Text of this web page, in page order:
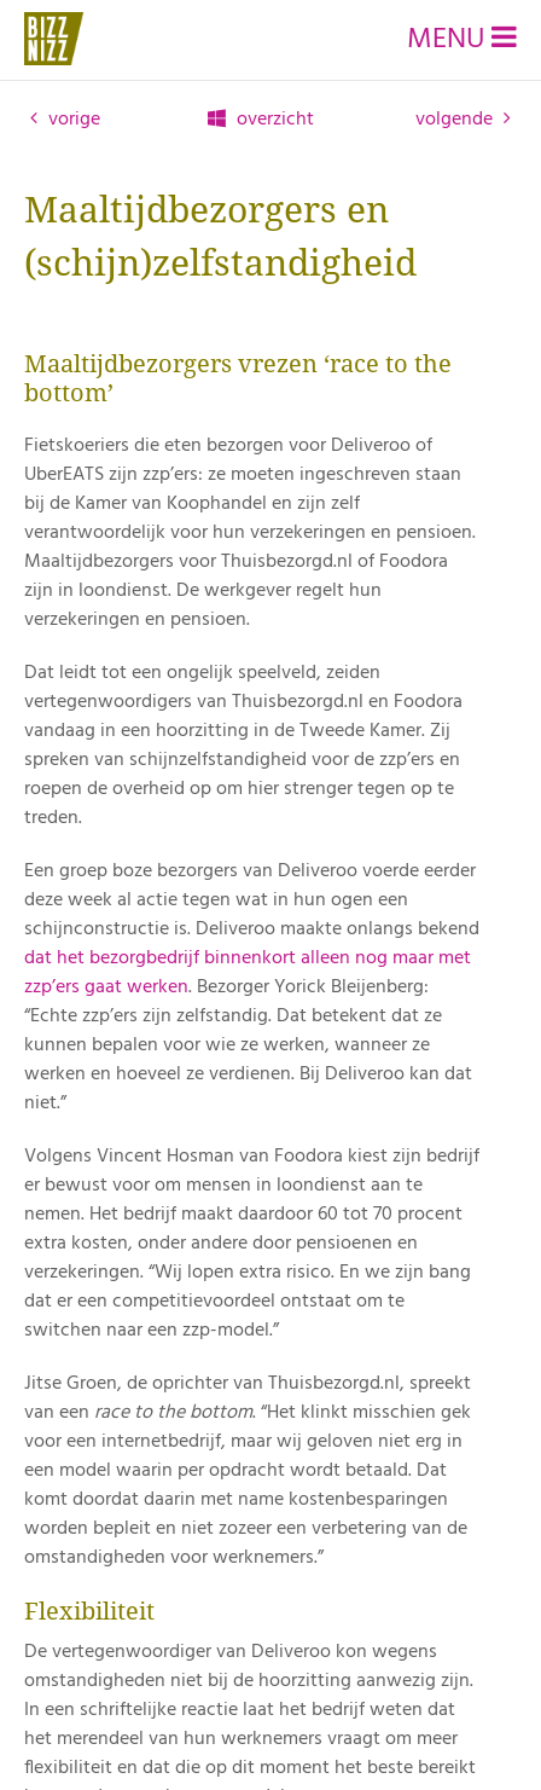
MENU
vorige overzicht volgende
Maaltijdbezorgers en
(schijn)zelfstandigheid
Maaltijdbezorgers vrezen ‘race to the
bottom’
Fietskoeriers die eten bezorgen voor Deliveroo of
UberEATS zijn zzp’ers: ze moeten ingeschreven staan
bij de Kamer van Koophandel en zijn zelf
verantwoordelijk voor hun verzekeringen en pensioen.
Maaltijdbezorgers voor Thuisbezorgd.nl of Foodora
zijn in loondienst. De werkgever regelt hun
verzekeringen en pensioen.
Dat leidt tot een ongelijk speelveld, zeiden
vertegenwoordigers van Thuisbezorgd.nl en Foodora
vandaag in een hoorzitting in de Tweede Kamer. Zij
spreken van schijnzelfstandigheid voor de zzp’ers en
roepen de overheid op om hier strenger tegen op te
treden.
Een groep boze bezorgers van Deliveroo voerde eerder
deze week al actie tegen wat in hun ogen een
schijnconstructie is. Deliveroo maakte onlangs bekend
dat het bezorgbedrijf binnenkort alleen nog maar met
zzp’ers gaat werken. Bezorger Yorick Bleijenberg:
“Echte zzp’ers zijn zelfstandig. Dat betekent dat ze
kunnen bepalen voor wie ze werken, wanneer ze
werken en hoeveel ze verdienen. Bij Deliveroo kan dat
niet.”
Volgens Vincent Hosman van Foodora kiest zijn bedrijf
er bewust voor om mensen in loondienst aan te
nemen. Het bedrijf maakt daardoor 60 tot 70 procent
extra kosten, onder andere door pensioenen en
verzekeringen. “Wij lopen extra risico. En we zijn bang
dat er een competitievoordeel ontstaat om te
switchen naar een zzp-model.”
Jitse Groen, de oprichter van Thuisbezorgd.nl, spreekt
van een race to the bottom. “Het klinkt misschien gek
voor een internetbedrijf, maar wij geloven niet erg in
een model waarin per opdracht wordt betaald. Dat
komt doordat daarin met name kostenbesparingen
worden bepleit en niet zozeer een verbetering van de
omstandigheden voor werknemers.”
Flexibiliteit
De vertegenwoordiger van Deliveroo kon wegens
omstandigheden niet bij de hoorzitting aanwezig zijn.
In een schriftelijke reactie laat het bedrijf weten dat
het merendeel van hun werknemers vraagt om meer
flexibiliteit en dat die op dit moment het beste bereikt